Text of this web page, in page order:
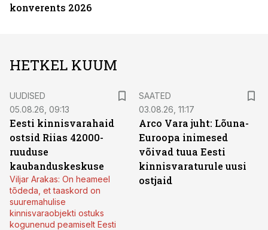
konverents 2026
HETKEL KUUM
UUDISED
05.08.26, 09:13
Eesti kinnisvarahaid
ostsid Riias 42000-
ruuduse
kaubanduskeskuse
Viljar Arakas: On heameel
tõdeda, et taaskord on
suuremahulise
kinnisvaraobjekti ostuks
kogunenud peamiselt Eesti
SAATED
03.08.26, 11:17
Arco Vara juht: Lõuna-
Euroopa inimesed
võivad tuua Eesti
kinnisvaraturule uusi
ostjaid